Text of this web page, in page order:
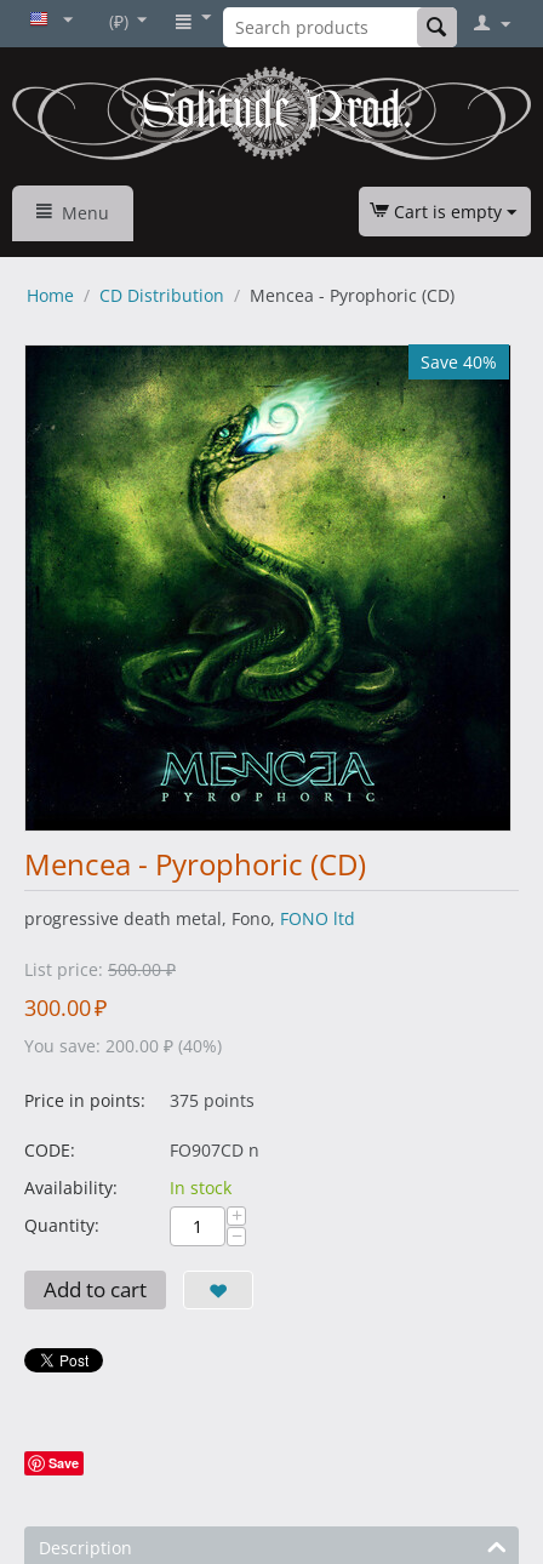
(₽)
Menu Cart is empty
Home / CD Distribution / Mencea - Pyrophoric (CD)
Save 40%
Mencea - Pyrophoric (CD)
progressive death metal, Fono, FONO ltd
List price: 500.00 ₽
300.00₽
You save: 200.00 ₽ (40%)
Price in points: 375 points
CODE:
FO907CD n
Availability:
In stock
Quantity:
+
−
Add to cart
Save
Description